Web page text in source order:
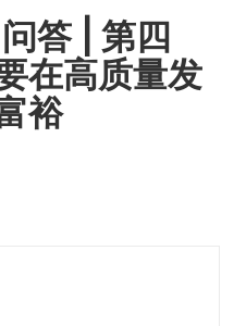
答 | 第四
在高质量发
裕